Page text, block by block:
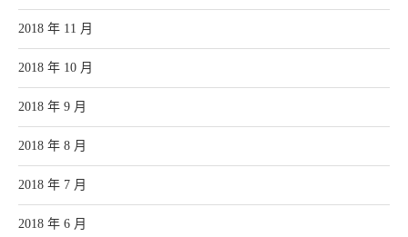
2018 年 11 月
2018 年 10 月
2018 年 9 月
2018 年 8 月
2018 年 7 月
2018 年 6 月